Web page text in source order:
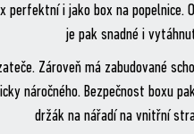
perfektní i jako box na
je pak snadné i
Zároveň má zabudované
náročného. Bezpečnost boxu
držák na nářadí na vnitřní